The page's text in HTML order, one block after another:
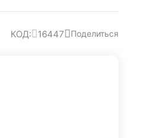
КОД: 16447 Поделиться